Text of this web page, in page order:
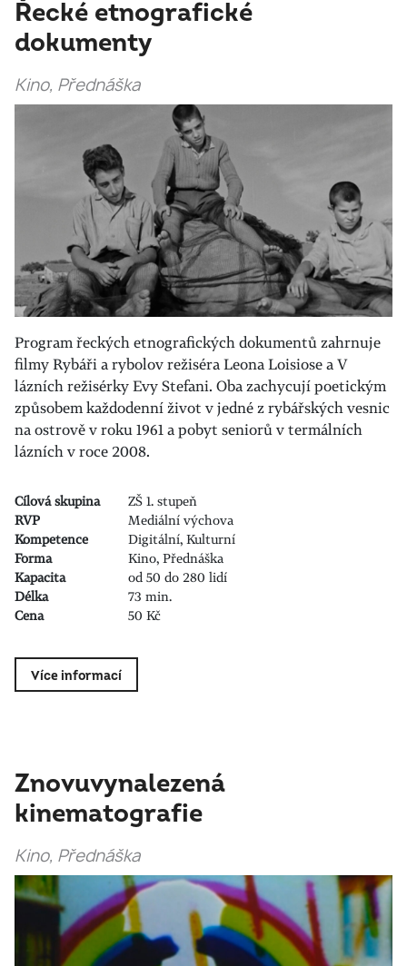
Řecké etnografické
dokumenty
Kino, Přednáška
Program řeckých etnografických dokumentů zahrnuje
filmy Rybáři a rybolov režiséra Leona Loisiose a V
lázních režisérky Evy Stefani. Oba zachycují poetickým
způsobem každodenní život v jedné z rybářských vesnic
na ostrově v roku 1961 a pobyt seniorů v termálních
lázních v roce 2008.
Cílová skupina
ZŠ 1. stupeň
RVP
Mediální výchova
Kompetence
Digitální, Kulturní
Forma
Kino, Přednáška
Kapacita
od 50 do 280 lidí
Délka
73 min.
Cena
50 Kč
Více informací
Znovuvynalezená
kinematografie
Kino, Přednáška